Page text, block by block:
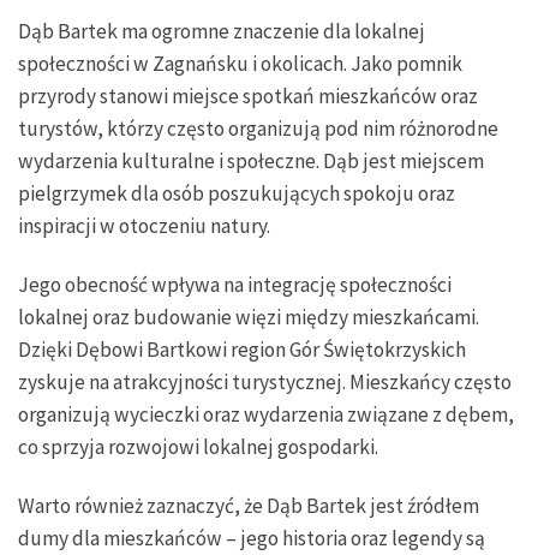
Dąb Bartek ma ogromne znaczenie dla lokalnej
społeczności w Zagnańsku i okolicach. Jako pomnik
przyrody stanowi miejsce spotkań mieszkańców oraz
turystów, którzy często organizują pod nim różnorodne
wydarzenia kulturalne i społeczne. Dąb jest miejscem
pielgrzymek dla osób poszukujących spokoju oraz
inspiracji w otoczeniu natury.
Jego obecność wpływa na integrację społeczności
lokalnej oraz budowanie więzi między mieszkańcami.
Dzięki Dębowi Bartkowi region Gór Świętokrzyskich
zyskuje na atrakcyjności turystycznej. Mieszkańcy często
organizują wycieczki oraz wydarzenia związane z dębem,
co sprzyja rozwojowi lokalnej gospodarki.
Warto również zaznaczyć, że Dąb Bartek jest źródłem
dumy dla mieszkańców – jego historia oraz legendy są